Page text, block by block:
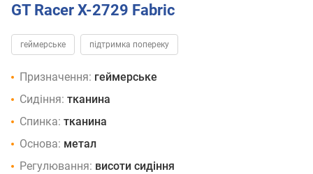
GT Racer X-2729 Fabric
геймерське підтримка попереку
Призначення: геймерське
Сидіння: тканина
Спинка: тканина
Основа: метал
Регулювання: висоти сидіння